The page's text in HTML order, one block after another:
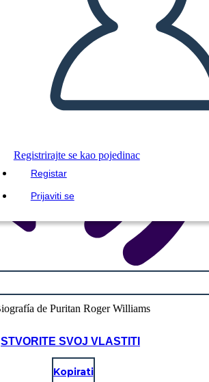
Registrirajte se kao pojedinac
Registar
Prijaviti se
STVORITE SVOJ VLASTITI
Kopirati